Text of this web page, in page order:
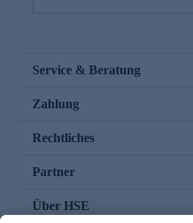
Service & Beratung
Zahlung
Rechtliches
Partner
Über HSE